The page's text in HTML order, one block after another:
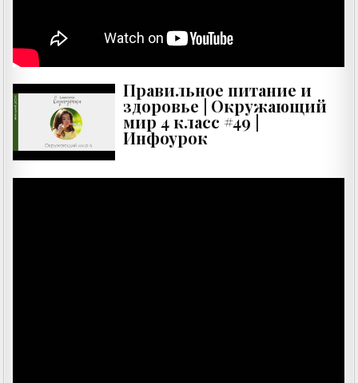
Правильное питание и
здоровье | Окружающий
мир 4 класс #49 |
Инфоурок